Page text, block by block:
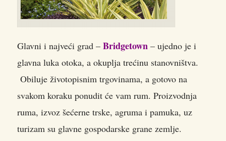
Glavni i najveći grad – Bridgetown – ujedno je i
glavna luka otoka, a okuplja trećinu stanovništva.
Obiluje životopisnim trgovinama, a gotovo na
svakom koraku ponudit će vam rum. Proizvodnja
ruma, izvoz šećerne trske, agruma i pamuka, uz
turizam su glavne gospodarske grane zemlje.